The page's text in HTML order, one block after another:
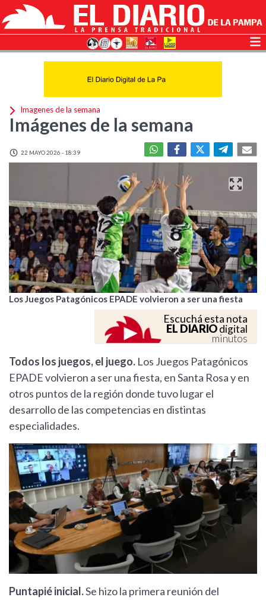
Imagenes de la semana
Imágenes de la semana
22 MAYO 2026 - 18:39
Los Juegos Patagónicos EPADE volvieron a ser una fiesta
Escuchá esta nota
EL DIARIOdigital
minutos
Todos los juegos, el juego. Los Juegos Patagónicos
EPADE volvieron a ser una fiesta, en Santa Rosa y en
otros puntos de la región donde tuvo lugar el
desarrollo de las competencias en distintas
especialidades.
Puntapié inicial.Se hizo la primera reunión del